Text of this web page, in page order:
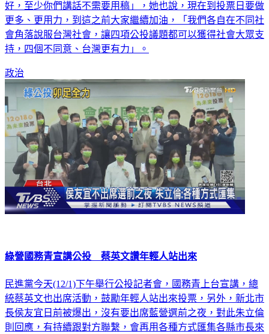
好，至少你們講話不需要用稿」，她也說，現在到投票日要做
更多、更用力，到這之前大家繼續加油，「我們各自在不同社
會角落說服台灣社會，讓四項公投議題都可以獲得社會大眾支
持，四個不同意、台灣更有力」。
政治
綠營國務青宣講公投 蔡英文讚年輕人站出來
民進黨今天(12/1)下午舉行公投記者會，國務青上台宣講，總
統蔡英文也出席活動，鼓勵年輕人站出來投票，另外，新北市
長侯友宜日前被爆出，沒有要出席藍營選前之夜，對此朱立倫
則回應，有持續跟對方聯繫，會再用各種方式匯集各縣市長來